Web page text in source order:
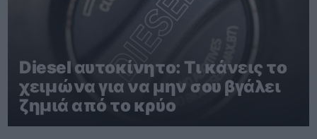
Diesel αυτοκίνητο: Τι κάνεις το
χειμώνα για να μην σου βγάλει
ζημιά από το κρύο